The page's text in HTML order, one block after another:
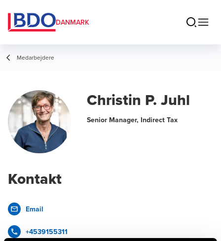
DANMARK
Medarbejdere
Christin P. Juhl
Senior Manager, Indirect Tax
Kontakt
Email
+4539155311